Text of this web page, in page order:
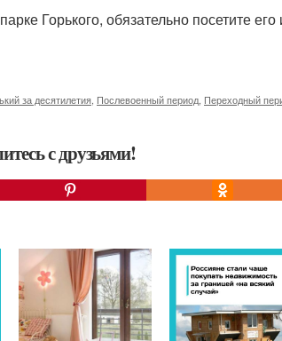
Горького, обязательно посетите
за десятилетия Послевоенный период Переходный
с друзьями!